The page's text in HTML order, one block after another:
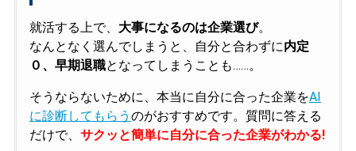
就活する上で、 大事になるのは企業選び。
なんとなく選んでしまうと、自分と合わずに内定
０、早期退職となってしまうことも……。
そうならないために、本当に自分に合った企業をAI
に診断してもらう のがおすすめです。質問に答える
だけで、 サクッと簡単に自分に合った企業がわかる!